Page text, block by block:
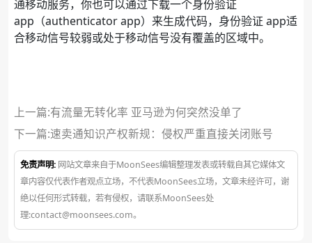
通移动服务，你也可以通过下载一个身份验证
app（authenticator app）来生成代码，身份验证 app适
合移动信号较弱或处于移动信号没有覆盖的区域中。
上一篇:有流量无转化率 亚马逊为何突然没单了
下一篇:速卖通知识产权新规：侵权严重直接关闭账号
免责声明: 网站文章来自于MoonSees编辑整理发表或转载自其它媒体文
章内容仅代表作者观点立场，不代表MoonSees立场，文章未经许可，谢
绝以任何形式转载，若有侵权，请联系MoonSees处
理:contact@moonsees.com。